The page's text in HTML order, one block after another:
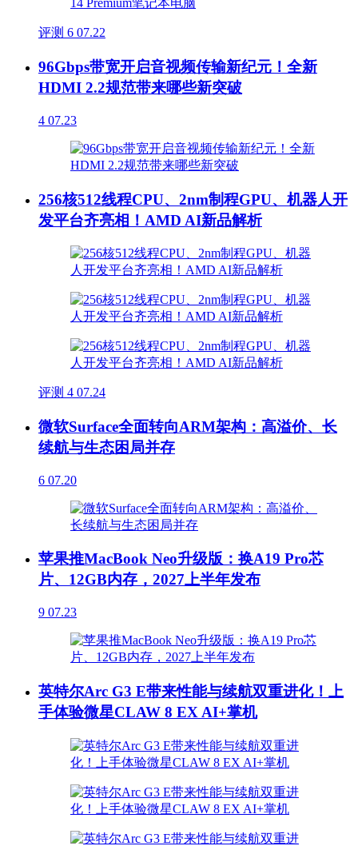
评测 6 07.22
96Gbps带宽开启音视频传输新纪元！全新
HDMI 2.2规范带来哪些新突破
4 07.23
256核512线程CPU、2nm制程GPU、机器人开
发平台齐亮相！AMD AI新品解析
评测 4 07.24
微软Surface全面转向ARM架构：高溢价、长
续航与生态困局并存
6 07.20
苹果推MacBook Neo升级版：换A19 Pro芯
片、12GB内存，2027上半年发布
9 07.23
英特尔Arc G3 E带来性能与续航双重进化！上
手体验微星CLAW 8 EX AI+掌机